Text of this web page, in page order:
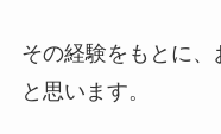
その経験をもとに、
と思います。